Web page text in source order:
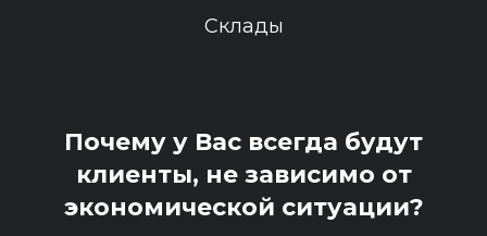
Склады
Почему у Вас всегда будут
клиенты, не зависимо от
экономической ситуации?